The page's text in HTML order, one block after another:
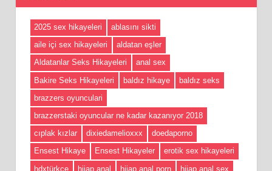
2025 sex hikayeleri
ablasını sikti
aile içi sex hikayeleri
aldatan eşler
Aldatanlar Seks Hikayeleri
anal sex
Bakire Seks Hikayeleri
baldız hikaye
baldız seks
brazzers oyunculari
brazzerstaki oyuncular ne kadar kazanıyor 2018
cıplak kızlar
dixiedamelioxxx
doedaporno
Ensest Hikaye
Ensest Hikayeler
erotik sex hikayeleri
hdxtürkçe
hijap anal hijap anal porn
hijap anal sex